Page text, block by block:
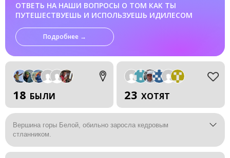
ОТВЕТЬ НА НАШИ ВОПРОСЫ О ТОМ КАК ТЫ
ПУТЕШЕСТВУЕШЬ И ИСПОЛЬЗУЕШЬ ИДИЛЕСОМ
Подробнее →
18 БЫЛИ 23 ХОТЯТ
Вершина горы Белой, обильно заросла кедровым
стланником.